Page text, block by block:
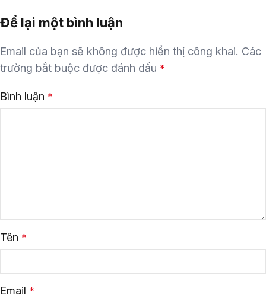
Để lại một bình luận
Email của bạn sẽ không được hiển thị công khai. Các
trường bắt buộc được đánh dấu *
Bình luận *
Tên *
Email *